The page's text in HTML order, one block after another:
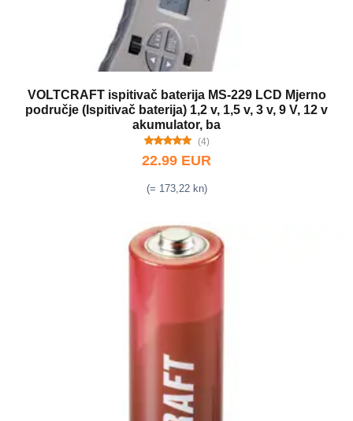
VOLTCRAFT ispitivač baterija MS-229 LCD Mjerno
područje (Ispitivač baterija) 1,2 v, 1,5 v, 3 v, 9 V, 12 v
akumulator, ba
(4)
22.99 EUR
(= 173,22 kn)